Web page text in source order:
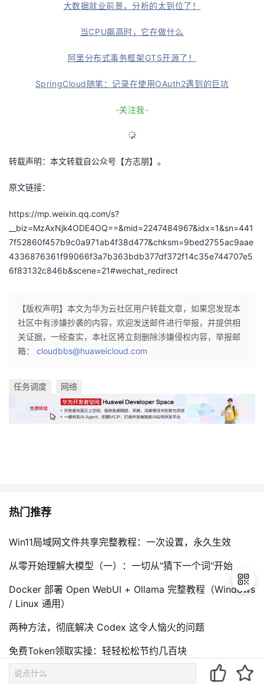
大数据就业前景，分析的太到位了！
当CPU飙高时，它在做什么
阿里分布式事务框架GTS开源了！
SpringCloud随笔：记录在使用OAuth2遇到的巨坑
-关注我-
转载声明：本文转载自公众号【方志朋】。
原文链接：
https://mp.weixin.qq.com/s?
__biz=MzAxNjk4ODE4OQ==&mid=2247484967&idx=1&sn=441
7f52860f457b9c0a971ab4f38d477&chksm=9bed2755ac9aae
4336876361f99066f3a7b363bdb377df372f14c35e744707e5
6f83132c846b&scene=21#wechat_redirect
【版权声明】本文为华为云社区用户转载文章，如果您发现本
社区中有涉嫌抄袭的内容，欢迎发送邮件进行举报，并提供相
关证据，一经查实，本社区将立刻删除涉嫌侵权内容，举报邮
箱： cloudbbs@huaweicloud.com
任务调度 网络
热门推荐
Win11局域网文件共享完整教程：一次设置，永久生效
从零开始理解大模型（一）：一切从"猜下一个词"开始
Docker 部署 Open WebUI + Ollama 完整教程（Windows
/ Linux 通用）
两种方法，彻底解决 Codex 这令人恼火的问题
免费Token领取实操：轻轻松松节约几百块